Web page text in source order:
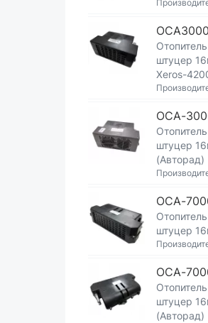
штуцер
Xeros-
ОСА-
штуцер
(Авторад)
ОСА-
штуцер
ОСА-
штуцер
(Авторад)